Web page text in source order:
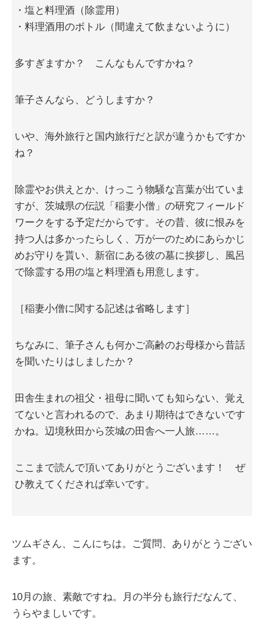
・塩と料理酒（除霊用）
・料理酒用のボトル（間違えて飲まないように）
多すぎますか？ こんなもんですかね？
筆子さんなら、どうしますか？
いや、海外旅行と国内旅行だと訳が違うかもですか
ね？
除霊やお供えとか、けっこう物騒な言葉が出ていま
すが、茨城県の伝説「稲妻小僧」の研究フィールド
ワークをする予定だからです。その昔、彼に恨みを
持つ人は多かったらしく、万が一のためにあらかじ
めお守りを貰い、新宿にある彼の墓に挨拶し、風呂
で除霊する用の塩と料理酒も用意します。
［稲妻小僧に関する記述は省略します］
ちなみに、筆子さんも何かご高齢のお母様から昔話
を聞いたりはしましたか？
田舎生まれの祖父・祖母に聞いても知らない、覚え
てないと言われるので、あまり期待はできないです
かね。辺境秋田から茨城の田舎へ一人旅……。
ここまで読んで頂いてありがとうございます！ ぜ
ひ教えてくだされば幸いです。
ツムギさん、こんにちは。ご質問、ありがとうござい
ます。
10月の旅、素敵ですね。月の半分も旅行だなんて、
うらやましいです。